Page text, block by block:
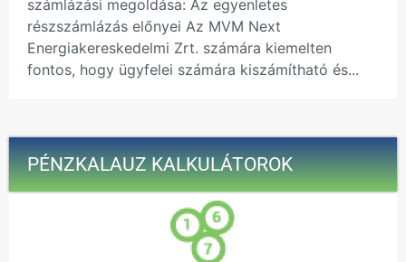
számlázási megoldása: Az egyenletes
részszámlázás előnyei Az MVM Next
Energiakereskedelmi Zrt. számára kiemelten
fontos, hogy ügyfelei számára kiszámítható és...
PÉNZKALAUZ KALKULÁTOROK